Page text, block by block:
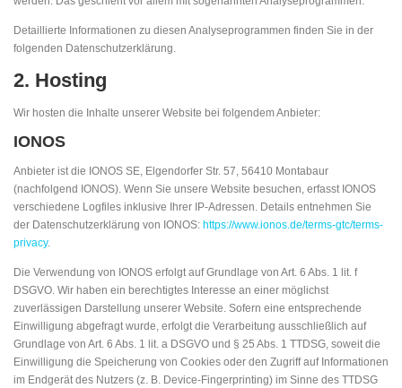
Detaillierte Informationen zu diesen Analyseprogrammen finden Sie in der
folgenden Datenschutzerklärung.
2. Hosting
Wir hosten die Inhalte unserer Website bei folgendem Anbieter:
IONOS
Anbieter ist die IONOS SE, Elgendorfer Str. 57, 56410 Montabaur
(nachfolgend IONOS). Wenn Sie unsere Website besuchen, erfasst IONOS
verschiedene Logfiles inklusive Ihrer IP-Adressen. Details entnehmen Sie
der Datenschutzerklärung von IONOS: https://www.ionos.de/terms-gtc/terms-
privacy.
Die Verwendung von IONOS erfolgt auf Grundlage von Art. 6 Abs. 1 lit. f
DSGVO. Wir haben ein berechtigtes Interesse an einer möglichst
zuverlässigen Darstellung unserer Website. Sofern eine entsprechende
Einwilligung abgefragt wurde, erfolgt die Verarbeitung ausschließlich auf
Grundlage von Art. 6 Abs. 1 lit. a DSGVO und § 25 Abs. 1 TTDSG, soweit die
Einwilligung die Speicherung von Cookies oder den Zugriff auf Informationen
im Endgerät des Nutzers (z. B. Device-Fingerprinting) im Sinne des TTDSG